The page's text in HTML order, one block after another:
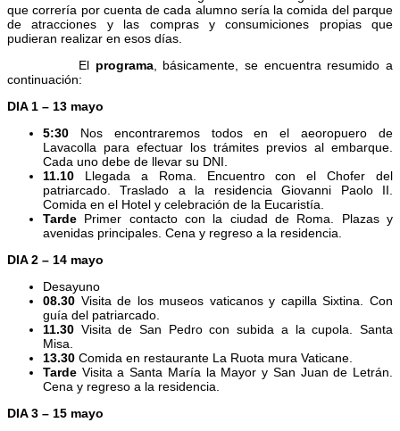
que correría por cuenta de cada alumno sería la comida del parque
de atracciones y las compras y consumiciones propias que
pudieran realizar en esos días.
El programa, básicamente, se encuentra resumido a
continuación:
DIA 1 – 13 mayo
5:30 Nos encontraremos todos en el aeoropuero de
Lavacolla para efectuar los trámites previos al embarque.
Cada uno debe de llevar su DNI.
11.10 Llegada a Roma. Encuentro con el Chofer del
patriarcado. Traslado a la residencia Giovanni Paolo II.
Comida en el Hotel y celebración de la Eucaristía.
Tarde Primer contacto con la ciudad de Roma. Plazas y
avenidas principales. Cena y regreso a la residencia.
DIA 2 – 14 mayo
Desayuno
08.30 Visita de los museos vaticanos y capilla Sixtina. Con
guía del patriarcado.
11.30 Visita de San Pedro con subida a la cupola. Santa
Misa.
13.30 Comida en restaurante La Ruota mura Vaticane.
Tarde Visita a Santa María la Mayor y San Juan de Letrán.
Cena y regreso a la residencia.
DIA 3 – 15 mayo